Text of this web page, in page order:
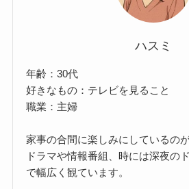
ハスミ
年齢：30代
好きなもの：テレビを見ること
職業：主婦
家事の合間に楽しみにしているの
ドラマや情報番組、時には深夜の
で幅広く観ています。